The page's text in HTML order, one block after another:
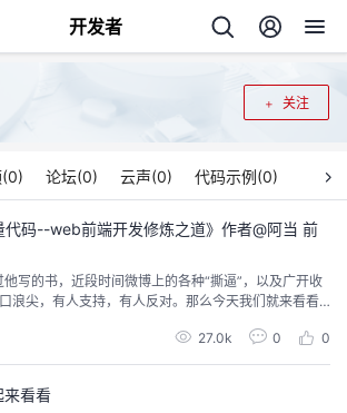
开发者
关注
0) 论坛(0) 云声(0) 代码示例(0)
代码--web前端开发修炼之道》作者@阿当 前
写的书，近段时间微博上的各种“撕逼”，以及广开收
浪尖，有人支持，有人反对。那么今天我们就来看看
们叫我阿当。现在在岗岭集团工作，互联网医疗领
选择了前端工程师，以及在所服务的几个公司来看，
响最大，为什么？说来话长，...
27.0k 0 0
来看看